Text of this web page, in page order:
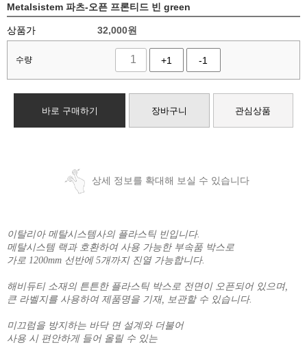
Metalsistem 파츠-오픈 프론티드 빈 green
상품가 32,000원
수량 +1 -1
바로 구매하기 장바구니 관심상품
상세 정보를 확대해 보실 수 있습니다
이탈리아 메탈시스템사의 플라스틱 빈입니다.
메탈시스템 랙과 호환하여 사용 가능한 부속품 박스로
가로 1200mm 선반에 5개까지 진열 가능합니다.
해비듀티 소재의 튼튼한 플라스틱 박스로 전면이 오픈되어 있으며,
큰 라벨지를 사용하여 제품명을 기재, 보관할 수 있습니다.
미끄럼을 방지하는 바닥 면 설계와 더불어
사용 시 편안하게 들어 올릴 수 있는